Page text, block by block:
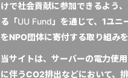
けで社会貢献に参加できるよう
る「UU Fund」を通じて、1ユニ
をNPO団体に寄付する取り組みを
当サイトは、サーバーの電力使
に伴うCO2排出などにおいて、